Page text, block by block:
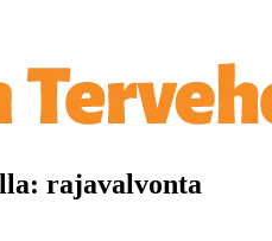
rajavalvonta